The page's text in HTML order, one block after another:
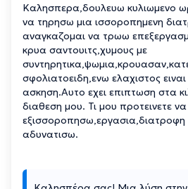
Kαλησπερα,δουλευω κυλιωμενο
να τηρησω μια ισσοροπημενη
αναγκαζομαι να τρωω
κρυα σαντουιτς,χυμους με
σφολιατοειδη,ενω ελαχιστος
ασκηση.Αυτο εχει επιπτωση στα
διαθεση μου. Τι μου προτεινετε
εξισσοροπησω,εργασια,διατροφη
αδυνατισω.